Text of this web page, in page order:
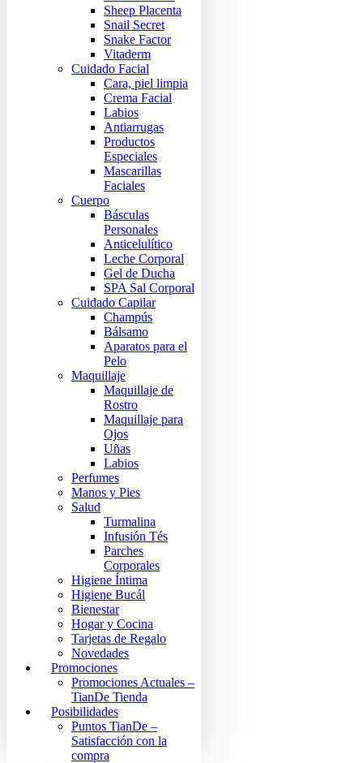
Sheep Placenta
Snail Secret
Snake Factor
Vitaderm
Cuidado Facial
Cara, piel limpia
Crema Facial
Labios
Antiarrugas
Productos
Especiales
Mascarillas
Faciales
Cuerpo
Básculas
Personales
Anticelulítico
Leche Corporal
Gel de Ducha
SPA Sal Corporal
Cuidado Capilar
Champús
Bálsamo
Aparatos para el
Pelo
Maquillaje
Maquillaje de
Rostro
Maquillaje para
Ojos
Uñas
Labios
Perfumes
Manos y Pies
Salud
Turmalina
Infusión Tés
Parches
Corporales
Higiene Íntima
Higiene Bucál
Bienestar
Hogar y Cocina
Tarjetas de Regalo
Novedades
Promociones
Promociones Actuales –
TianDe Tienda
Posibilidades
Puntos TianDe –
Satisfacción con la
compra